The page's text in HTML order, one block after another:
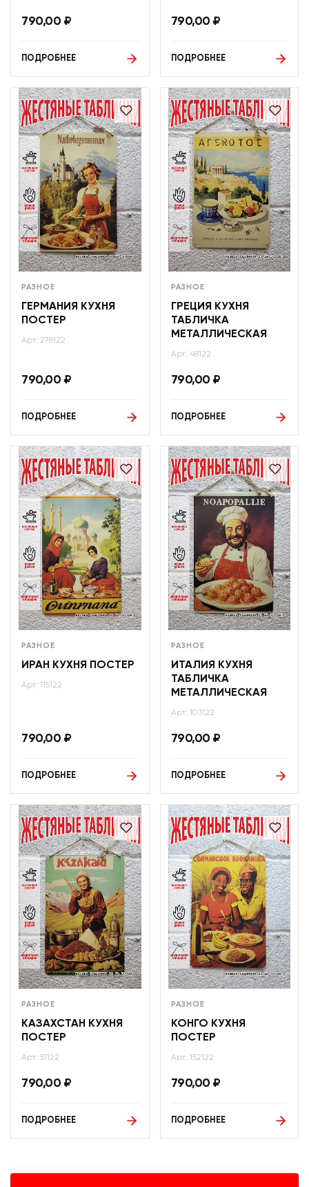
790,00 ₽
ПОДРОБНЕЕ
790,00 ₽
ПОДРОБНЕЕ
РАЗНОЕ
ГЕРМАНИЯ КУХНЯ
ПОСТЕР
Арт: 278122
790,00 ₽
ПОДРОБНЕЕ
РАЗНОЕ
ГРЕЦИЯ КУХНЯ
ТАБЛИЧКА
МЕТАЛЛИЧЕСКАЯ
Арт: 48122
790,00 ₽
ПОДРОБНЕЕ
РАЗНОЕ
ИРАН КУХНЯ ПОСТЕР
Арт: 115122
790,00 ₽
ПОДРОБНЕЕ
РАЗНОЕ
ИТАЛИЯ КУХНЯ
ТАБЛИЧКА
МЕТАЛЛИЧЕСКАЯ
Арт: 103122
790,00 ₽
ПОДРОБНЕЕ
РАЗНОЕ
КАЗАХСТАН КУХНЯ
ПОСТЕР
Арт: 51122
790,00 ₽
ПОДРОБНЕЕ
РАЗНОЕ
КОНГО КУХНЯ
ПОСТЕР
Арт: 152122
790,00 ₽
ПОДРОБНЕЕ